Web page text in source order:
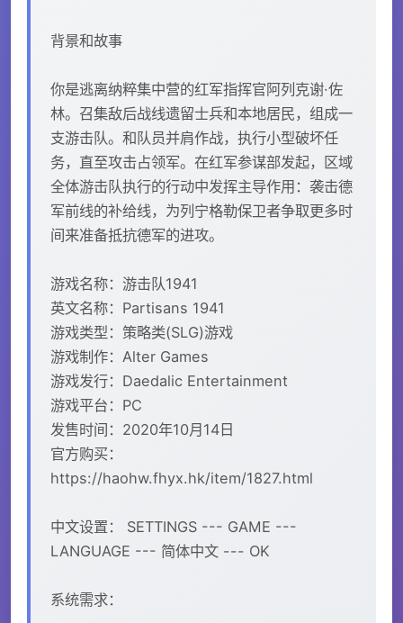
背景和故事
你是逃离纳粹集中营的红军指挥官阿列克谢·佐
林。召集敌后战线遗留士兵和本地居民，组成一
支游击队。和队员并肩作战，执行小型破坏任
务，直至攻击占领军。在红军参谋部发起，区域
全体游击队执行的行动中发挥主导作用：袭击德
军前线的补给线，为列宁格勒保卫者争取更多时
间来准备抵抗德军的进攻。
游戏名称：游击队1941
英文名称：Partisans 1941
游戏类型：策略类(SLG)游戏
游戏制作：Alter Games
游戏发行：Daedalic Entertainment
游戏平台：PC
发售时间：2020年10月14日
官方购买：
https://haohw.fhyx.hk/item/1827.html
中文设置： SETTINGS --- GAME ---
LANGUAGE --- 简体中文 --- OK
系统需求：